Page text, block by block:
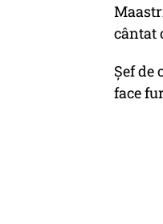
cântat
Șef
face